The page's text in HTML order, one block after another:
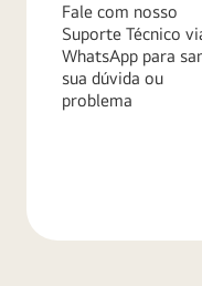
Fale com nosso
Suporte Técnico
WhatsApp para
sua dúvida ou
problema